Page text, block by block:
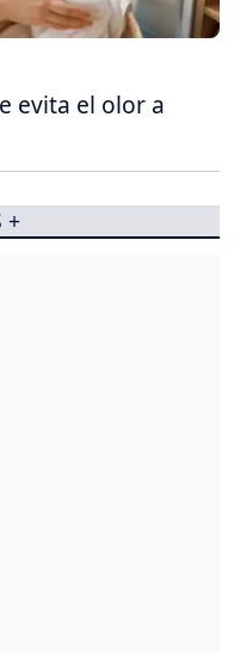
evita el olor a
+